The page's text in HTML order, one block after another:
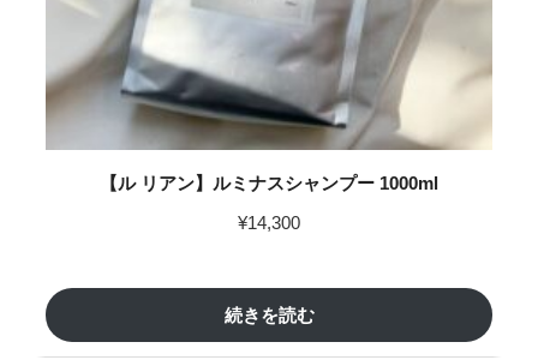
【ル リアン】ルミナスシャンプー 1000ml
¥14,300
続きを読む